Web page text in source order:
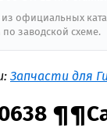
официальных
заводской схеме.
Запчасти для